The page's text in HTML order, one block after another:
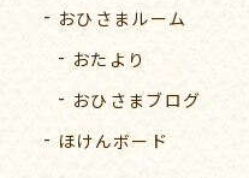
おひさまルーム
おたより
おひさまブログ
ほけんボード